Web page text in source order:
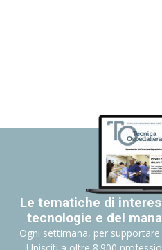
Le tematiche di
tecnologie e del
Ogni settimana, per